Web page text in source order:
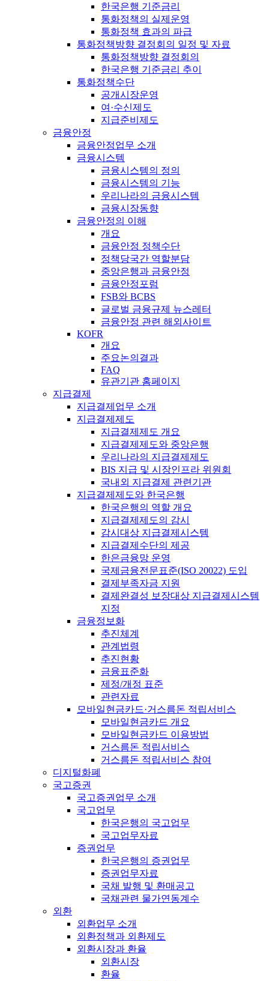
한국은행 기준금리
통화정책의 실제운영
통화정책 효과의 파급
통화정책방향 결정회의 일정 및 자료
통화정책방향 결정회의
한국은행 기준금리 추이
통화정책수단
공개시장운영
여·수신제도
지급준비제도
금융안정
금융안정업무 소개
금융시스템
금융시스템의 정의
금융시스템의 기능
우리나라의 금융시스템
금융시장동향
금융안정의 이해
개요
금융안정 정책수단
정책당국간 역할분담
중앙은행과 금융안정
금융안정포럼
FSB와 BCBS
글로벌 금융규제 뉴스레터
금융안정 관련 해외사이트
KOFR
개요
주요논의결과
FAQ
유관기관 홈페이지
지급결제
지급결제업무 소개
지급결제제도
지급결제제도 개요
지급결제제도와 중앙은행
우리나라의 지급결제제도
BIS 지급 및 시장인프라 위원회
국내외 지급결제 관련기관
지급결제제도와 한국은행
한국은행의 역할 개요
지급결제제도의 감시
감시대상 지급결제시스템
지급결제수단의 제공
한은금융망 운영
국제금융전문표준(ISO 20022) 도입
결제부족자금 지원
결제완결성 보장대상 지급결제시스템
지정
금융정보화
추진체계
관계법령
추진현황
금융표준화
제정/개정 표준
관련자료
모바일현금카드·거스름돈 적립서비스
모바일현금카드 개요
모바일현금카드 이용방법
거스름돈 적립서비스
거스름돈 적립서비스 참여
디지털화폐
국고증권
국고증권업무 소개
국고업무
한국은행의 국고업무
국고업무자료
증권업무
한국은행의 증권업무
증권업무자료
국채 발행 및 환매공고
국채관련 물가연동계수
외환
외환업무 소개
외환정책과 외환제도
외환시장과 환율
외환시장
환율